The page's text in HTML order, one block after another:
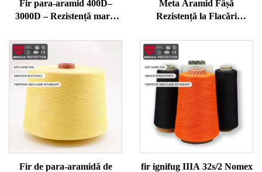
Fir para-aramid 400D–
3000D – Rezistență mare,
pentru mănuși, frânghii,
cusături echipamente de
siguranță
Meta Aramid Fâșă
Rezistență la Flacări
Retardant pentru
Tricotat/Tesaturi Fâșă
Tehnică de Putere Mare
Fir de para-aramidă de
fir ignifug IIIA 32s/2 Nomex